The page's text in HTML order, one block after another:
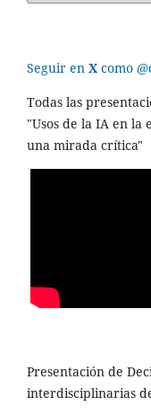
Seguir en X como
Todas las
"Usos de la IA en la
una mirada crítica"
Presentación de
interdisciplinarias